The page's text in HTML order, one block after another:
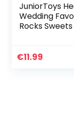
JuniorToys
Wedding
Rocks
500 g)
€11.99